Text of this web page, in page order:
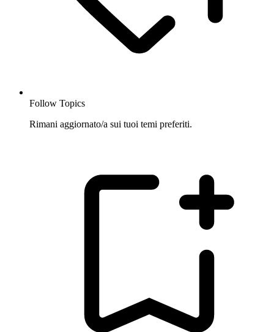
Follow Topics
Rimani aggiornato/a sui tuoi temi preferiti.